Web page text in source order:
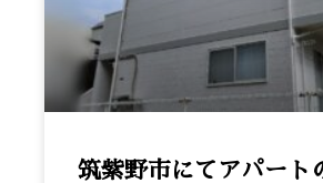
筑紫野市にてアパート